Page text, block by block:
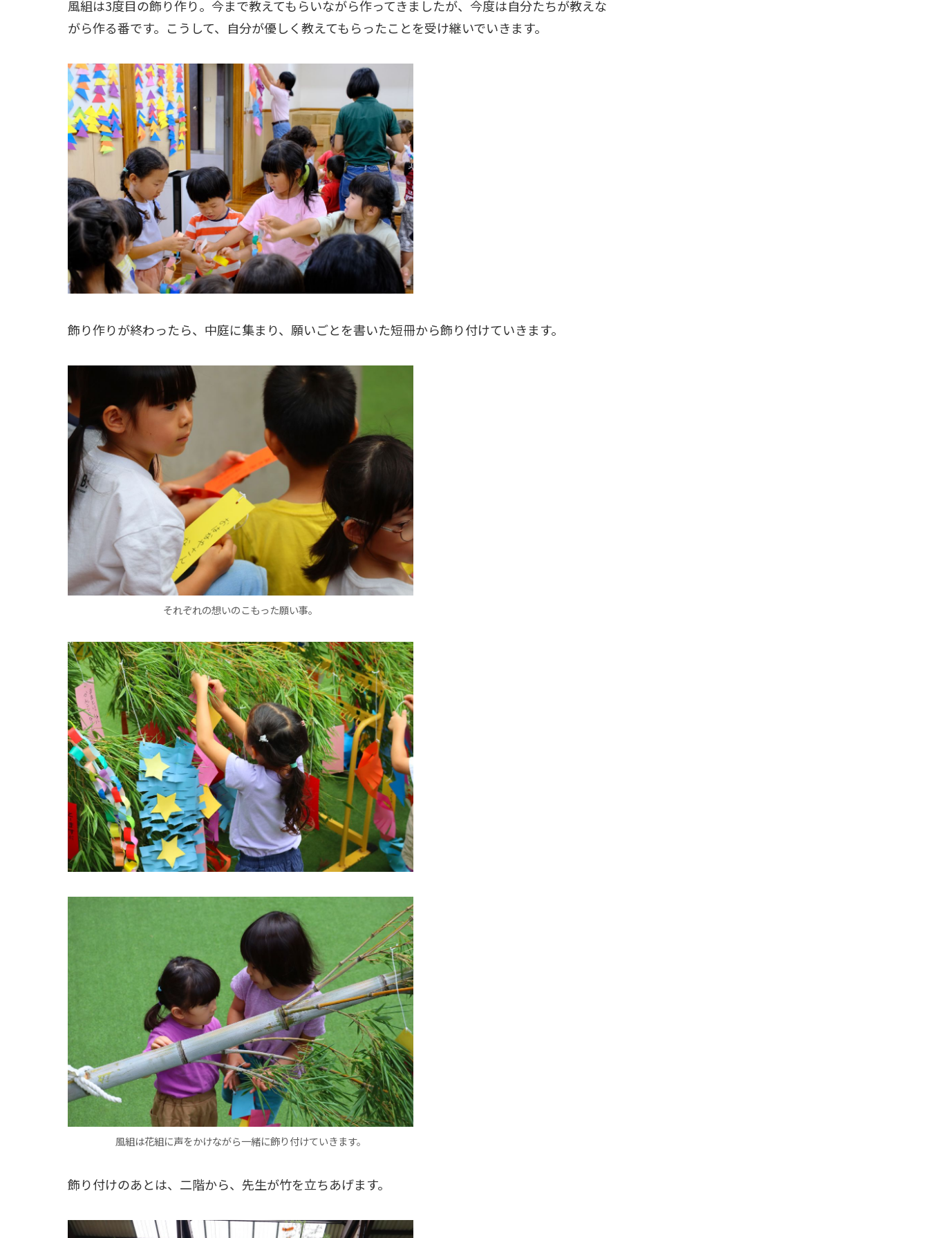
風組は3度目の飾り作り。今まで教えてもらいながら作ってきましたが、今度は自分たちが教えな
がら作る番です。こうして、自分が優しく教えてもらったことを受け継いでいきます。
飾り作りが終わったら、中庭に集まり、願いごとを書いた短冊から飾り付けていきます。
それぞれの想いのこもった願い事。
風組は花組に声をかけながら一緒に飾り付けていきます。
飾り付けのあとは、二階から、先生が竹を立ちあげます。